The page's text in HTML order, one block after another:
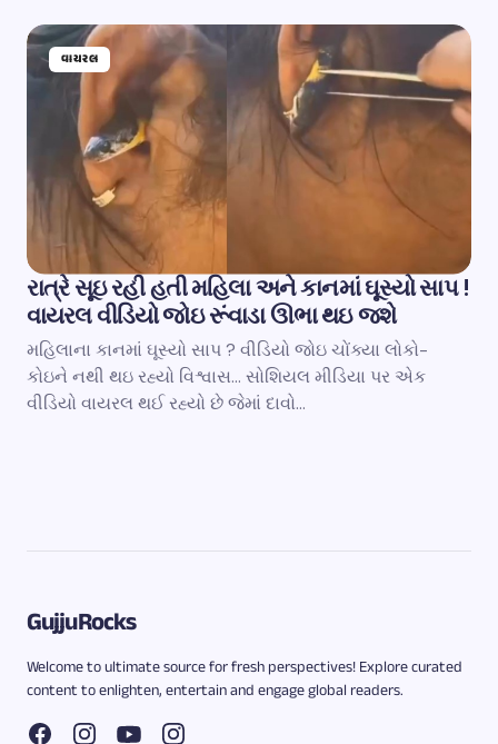
વાયરલ
રાત્રે સૂઇ રહી હતી મહિલા અને કાનમાં ઘૂસ્યો સાપ !
વાયરલ વીડિયો જોઇ રૂંવાડા ઊભા થઇ જશે
મહિલાના કાનમાં ઘૂસ્યો સાપ ? વીડિયો જોઇ ચોંક્યા લોકો-
કોઇને નથી થઇ રહ્યો વિશ્વાસ… સોશિયલ મીડિયા પર એક
વીડિયો વાયરલ થઈ રહ્યો છે જેમાં દાવો…
GujjuRocks
Welcome to ultimate source for fresh perspectives! Explore curated
content to enlighten, entertain and engage global readers.